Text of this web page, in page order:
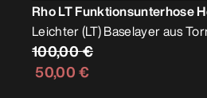
Rho LT Funktionsunterhose
Leichter (LT) Baselayer aus
100,00 €
50,00 €